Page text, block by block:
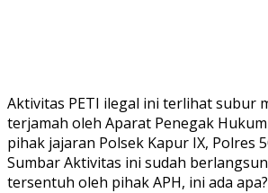
Aktivitas PETI ilegal ini terlihat subur
terjamah oleh Aparat Penegak
pihak jajaran Polsek Kapur IX, Polres
Sumbar Aktivitas ini sudah
tersentuh oleh pihak APH, ini ada apa?